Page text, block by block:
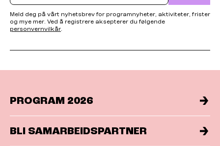
Meld deg på vårt nyhetsbrev for programnyheter, aktiviteter, frister
og mye mer. Ved å registrere aksepterer du følgende
personvernvilkår.
PROGRAM 2026
BLI SAMARBEIDSPARTNER